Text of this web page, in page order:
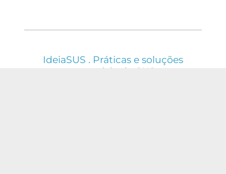
IdeiaSUS . Práticas e soluções
em saúde do SUS